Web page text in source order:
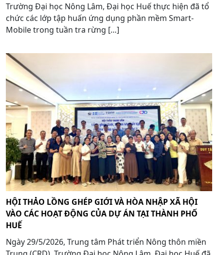
Trường Đại học Nông Lâm, Đại học Huế thực hiện đã tổ
chức các lớp tập huấn ứng dụng phần mềm Smart-
Mobile trong tuần tra rừng […]
HỘI THẢO LỒNG GHÉP GIỚI VÀ HÒA NHẬP XÃ HỘI
VÀO CÁC HOẠT ĐỘNG CỦA DỰ ÁN TẠI THÀNH PHỐ
HUẾ
Ngày 29/5/2026, Trung tâm Phát triển Nông thôn miền